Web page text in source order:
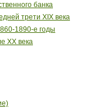
банка
трети XIX века
1890-е годы
XX века